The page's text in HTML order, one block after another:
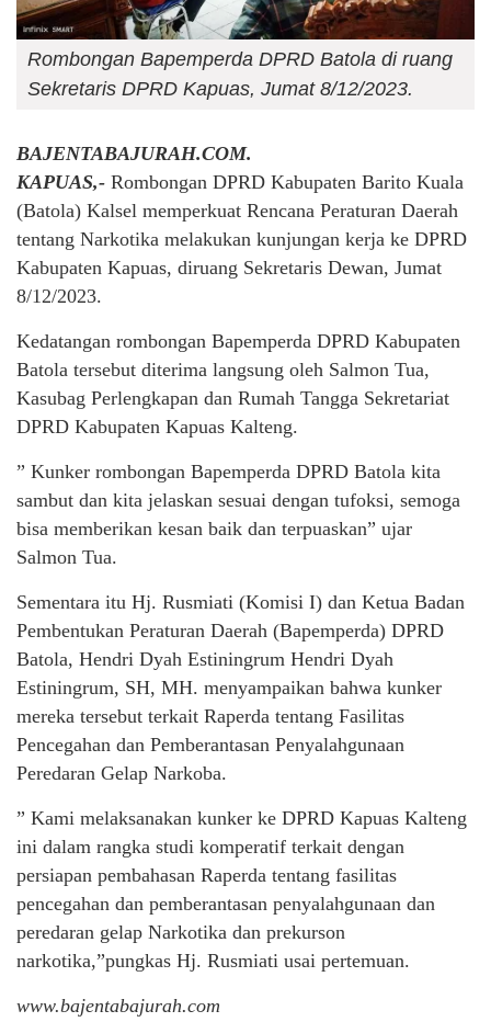
Rombongan Bapemperda DPRD Batola di ruang
Sekretaris DPRD Kapuas, Jumat 8/12/2023.
BAJENTABAJURAH.COM.
KAPUAS,- Rombongan DPRD Kabupaten Barito Kuala
(Batola) Kalsel memperkuat Rencana Peraturan Daerah
tentang Narkotika melakukan kunjungan kerja ke DPRD
Kabupaten Kapuas, diruang Sekretaris Dewan, Jumat
8/12/2023.
Kedatangan rombongan Bapemperda DPRD Kabupaten
Batola tersebut diterima langsung oleh Salmon Tua,
Kasubag Perlengkapan dan Rumah Tangga Sekretariat
DPRD Kabupaten Kapuas Kalteng.
” Kunker rombongan Bapemperda DPRD Batola kita
sambut dan kita jelaskan sesuai dengan tufoksi, semoga
bisa memberikan kesan baik dan terpuaskan” ujar
Salmon Tua.
Sementara itu Hj. Rusmiati (Komisi I) dan Ketua Badan
Pembentukan Peraturan Daerah (Bapemperda) DPRD
Batola, Hendri Dyah Estiningrum Hendri Dyah
Estiningrum, SH, MH. menyampaikan bahwa kunker
mereka tersebut terkait Raperda tentang Fasilitas
Pencegahan dan Pemberantasan Penyalahgunaan
Peredaran Gelap Narkoba.
” Kami melaksanakan kunker ke DPRD Kapuas Kalteng
ini dalam rangka studi komperatif terkait dengan
persiapan pembahasan Raperda tentang fasilitas
pencegahan dan pemberantasan penyalahgunaan dan
peredaran gelap Narkotika dan prekurson
narkotika,”pungkas Hj. Rusmiati usai pertemuan.
www.bajentabajurah.com